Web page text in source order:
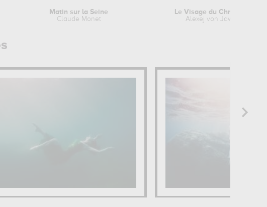
Matin sur la Seine
Claude Monet
Alexej von Jawlensky